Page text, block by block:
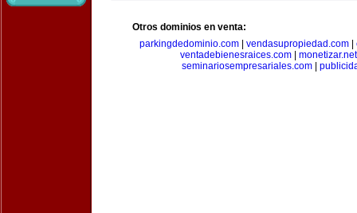
Otros dominios en venta:
parkingdedominio.com| vendasupropiedad.com|
ventadebienesraices.com
monetizar.net
seminariosempresariales.com